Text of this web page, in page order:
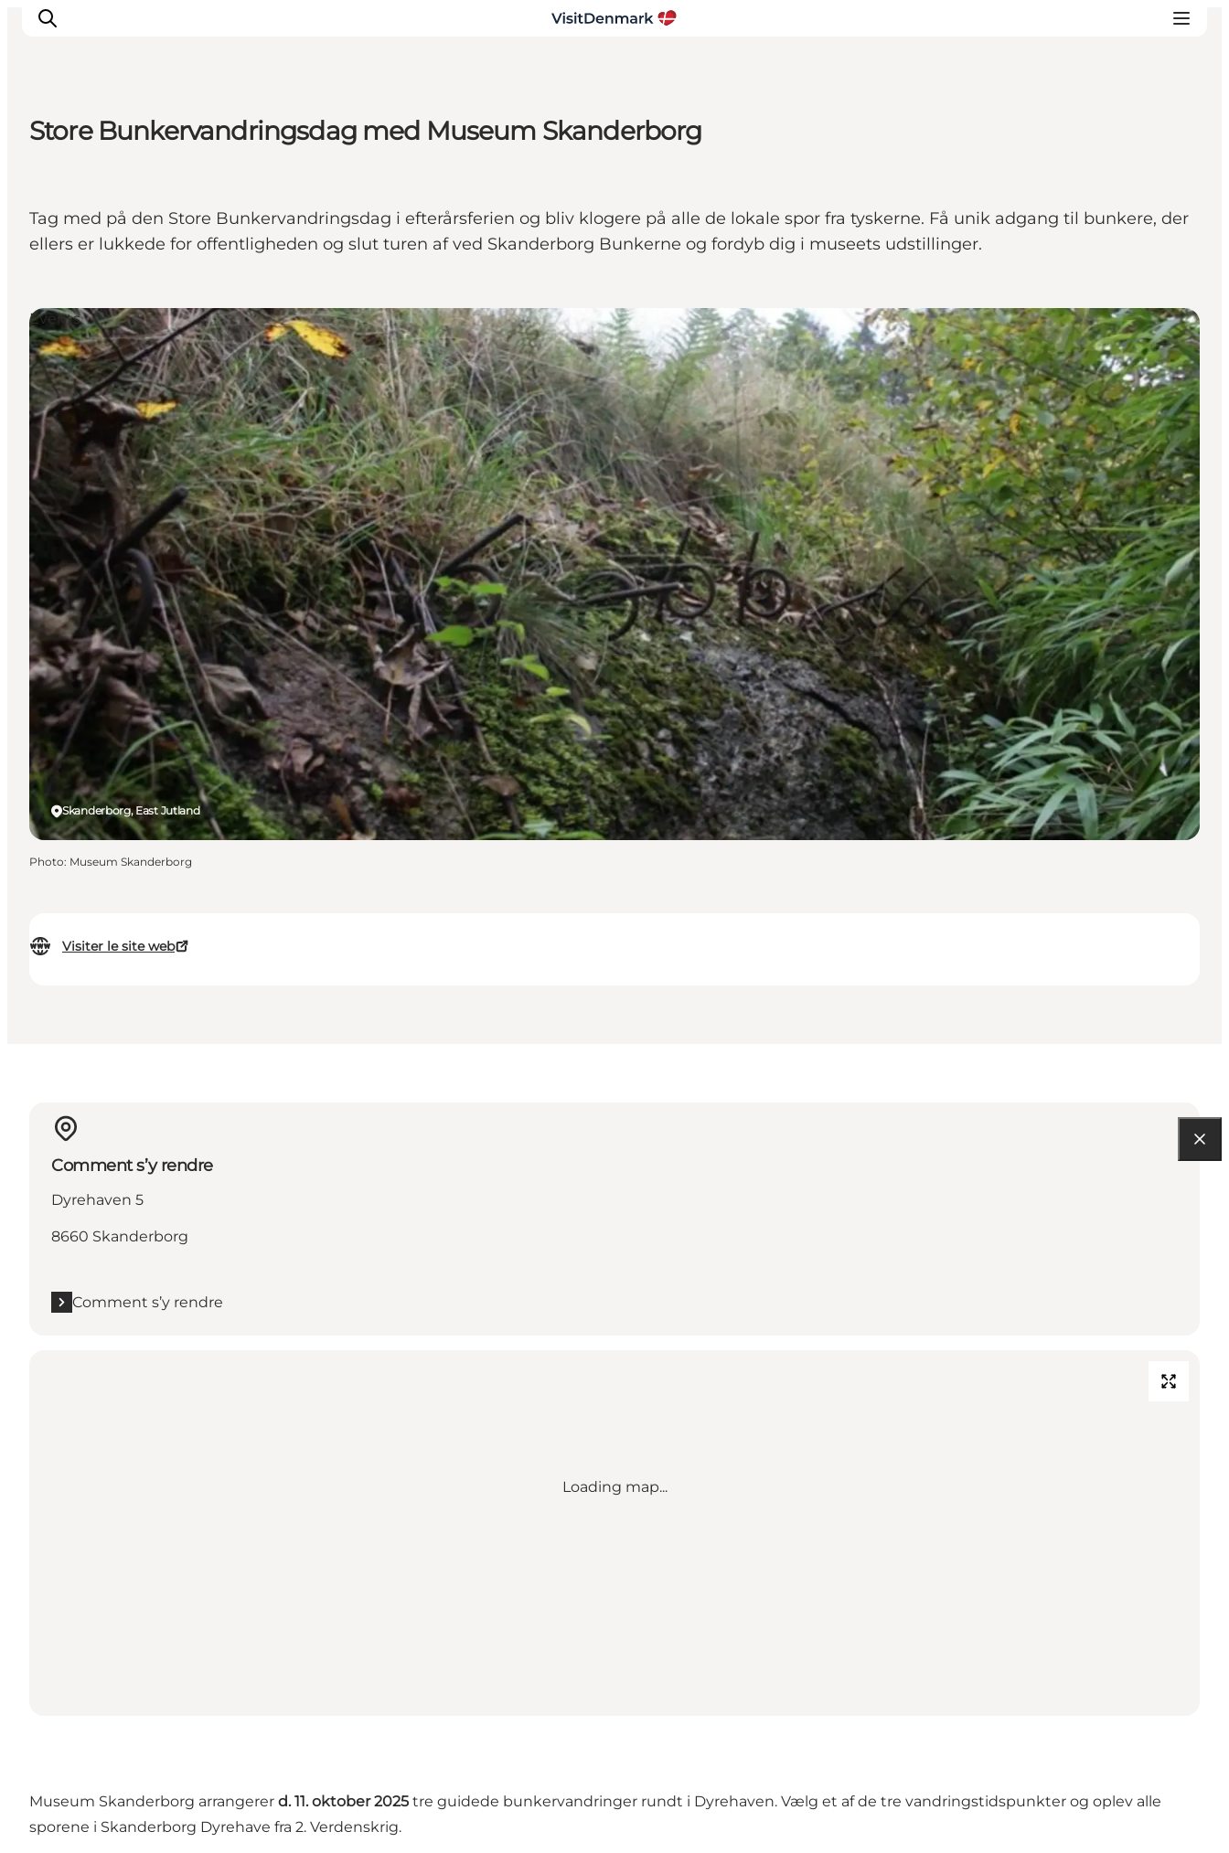
Quoi faire
Hébergements
Store Bunkervandringsdag med Museum Skanderborg
Tag med på den Store Bunkervandringsdag i efterårsferien og bliv klogere på alle de lokale spor fra tyskerne. Få unik adgang til bunkere, der
ellers er lukkede for offentligheden og slut turen af ved Skanderborg Bunkerne og fordyb dig i museets udstillinger.
Visiter le site web
Skanderborg, East Jutland
Events
Photo: Museum Skanderborg
Comment s’y rendre
Dyrehaven 5
8660 Skanderborg
Comment s’y rendre
Loading map...
Museum Skanderborg arrangerer d. 11. oktober 2025 tre guidede bunkervandringer rundt i Dyrehaven. Vælg et af de tre vandringstidspunkter og oplev alle
sporene i Skanderborg Dyrehave fra 2. Verdenskrig.